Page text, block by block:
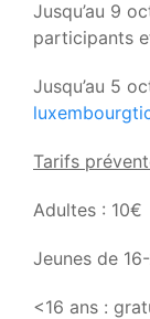
Jusqu’au 9
participants
Jusqu’au 5
Tarifs
Adultes : 10€
Jeunes de
<16 ans :